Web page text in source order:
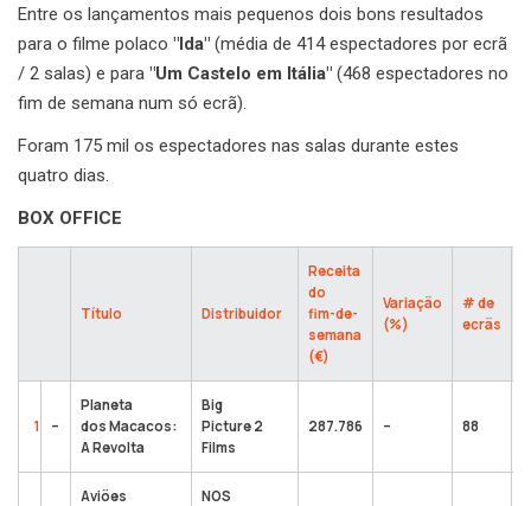
Entre os lançamentos mais pequenos dois bons resultados
para o filme polaco "Ida" (média de 414 espectadores por ecrã
/ 2 salas) e para "Um Castelo em Itália" (468 espectadores no
fim de semana num só ecrã).
Foram 175 mil os espectadores nas salas durante estes
quatro dias.
BOX OFFICE
Título Distribuidor
Receita
do
fim-de-
semana
(€)
Variação
(%)
# de
ecrãs
1 –
Planeta
dos Macacos:
A Revolta
Big
Picture 2
Films
287.786 – 88
Aviões
NOS